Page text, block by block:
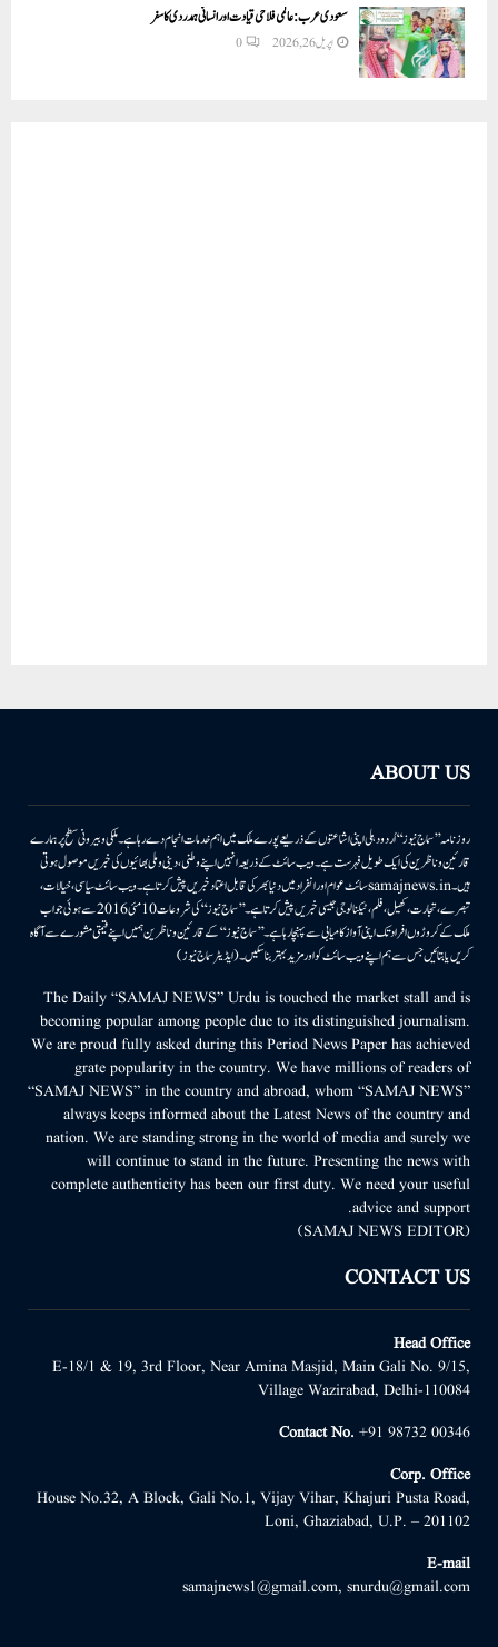
سعودی عرب: عالمی فلاحی قیادت اور انسانی ہمدردی کا سفر
اپریل 26, 2026 0
ABOUT US
روزنامہ ’’سماج نیوز‘‘ اُردو دہلی اپنی اشاعتوں کے ذریعے پورے ملک میں اہم خدمات انجام دے رہا ہے۔ ملکی وبیرونی سطح پر ہمارے
قارئین وناظرین کی ایک طویل فہرست ہے۔ ویب سائٹ کے ذریعہ انہیں اپنے وطنی، دینی وملی بھائیوں کی خبریں موصول ہوتی
ہیں۔samajnews.inسائٹ عوام اور انفراد میں دنیا بھر کی قابل اعتماد خبریں پیش کرتا ہے۔ ویب سائٹ سیاسی، خیالات،
تبصرے، تجارت، کھیل، فلم، ٹیکنالوجی جیسی خبریں پیش کرتا ہے۔ ’’سماج نیوز‘‘ کی شروعات 10مئی 2016 سے ہوئی جو اب
ملک کے کروڑوں افراد تک اپنی آواز کامیابی سے پہنچا رہا ہے۔ ’’سماج نیوز‘‘ کے قارئین وناظرین ہمیں اپنے قیمتی مشورے سے آگاہ
کریں یا بتائیں جس سے ہم اپنے ویب سائٹ کو اور مزید بہتر بناسکیں۔ (ایڈیٹر سماج نیوز)
The Daily “SAMAJ NEWS” Urdu is touched the market stall and is
becoming popular among people due to its distinguished journalism.
We are proud fully asked during this Period News Paper has achieved
grate popularity in the country. We have millions of readers of
“SAMAJ NEWS” in the country and abroad, whom “SAMAJ NEWS”
always keeps informed about the Latest News of the country and
nation. We are standing strong in the world of media and surely we
will continue to stand in the future. Presenting the news with
complete authenticity has been our first duty. We need your useful
advice and support.
(SAMAJ NEWS EDITOR)
CONTACT US
Head Office
E-18/1 & 19, 3rd Floor, Near Amina Masjid, Main Gali No. 9/15,
Village Wazirabad, Delhi-110084
Contact No. +91 98732 00346
Corp. Office
House No.32, A Block, Gali No.1, Vijay Vihar, Khajuri Pusta Road,
Loni, Ghaziabad, U.P. – 201102
E-mail
samajnews1@gmail.com, snurdu@gmail.com